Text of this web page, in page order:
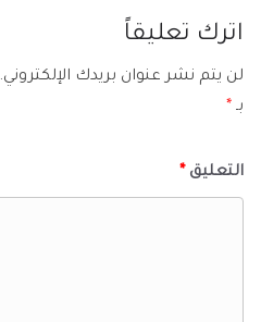
اترك تعليقاً
لن يتم نشر عنوان بريدك الإلكتروني.
بـ *
التعليق *